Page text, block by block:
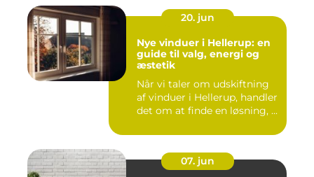
20. jun
Nye vinduer i Hellerup: en
guide til valg, energi og
æstetik
Når vi taler om udskiftning
af vinduer i Hellerup, handler
det om at finde en løsning, ...
07. jun